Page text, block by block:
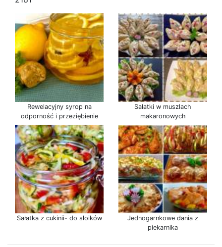
Rewelacyjny syrop na
odporność i przeziębienie
Sałatki w muszlach
makaronowych
Sałatka z cukinii- do słoików
Jednogarnkowe dania z
piekarnika